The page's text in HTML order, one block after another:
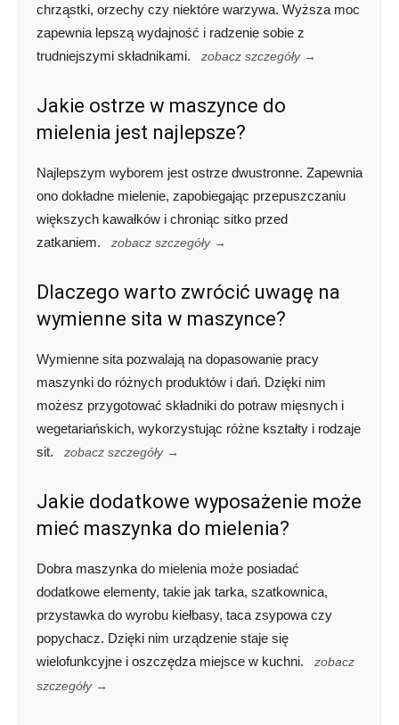
chrząstki, orzechy czy niektóre warzywa. Wyższa moc
zapewnia lepszą wydajność i radzenie sobie z
trudniejszymi składnikami.
zobacz szczegóły →
Jakie ostrze w maszynce do
mielenia jest najlepsze?
Najlepszym wyborem jest ostrze dwustronne. Zapewnia
ono dokładne mielenie, zapobiegając przepuszczaniu
większych kawałków i chroniąc sitko przed
zatkaniem.
zobacz szczegóły →
Dlaczego warto zwrócić uwagę na
wymienne sita w maszynce?
Wymienne sita pozwalają na dopasowanie pracy
maszynki do różnych produktów i dań. Dzięki nim
możesz przygotować składniki do potraw mięsnych i
wegetariańskich, wykorzystując różne kształty i rodzaje
sit.
zobacz szczegóły →
Jakie dodatkowe wyposażenie może
mieć maszynka do mielenia?
Dobra maszynka do mielenia może posiadać
dodatkowe elementy, takie jak tarka, szatkownica,
przystawka do wyrobu kiełbasy, taca zsypowa czy
popychacz. Dzięki nim urządzenie staje się
wielofunkcyjne i oszczędza miejsce w kuchni.
zobacz
szczegóły →